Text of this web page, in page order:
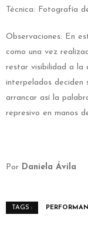
Técnica: Fotografía
Observaciones: En
como una vez
restar visibilidad a la
interpelados deciden
arrancar así la
represivo en manos
Por Daniela Ávila
TAGS :